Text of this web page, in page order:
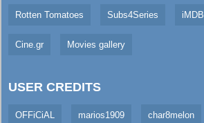
Rotten Tomatoes Subs4Series iMDB
Cine.gr Movies gallery
USER CREDITS
OFFiCiAL marios1909 char8melon